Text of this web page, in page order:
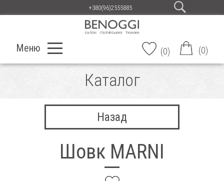
+380(96)2555885
Меню (0) (0)
Каталог
Назад
Шовк MARNI